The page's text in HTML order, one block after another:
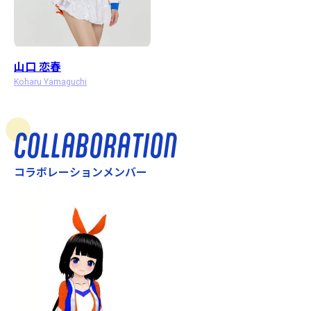
山口 恋春
Koharu Yamaguchi
COLLABORATION
コラボレーションメンバー